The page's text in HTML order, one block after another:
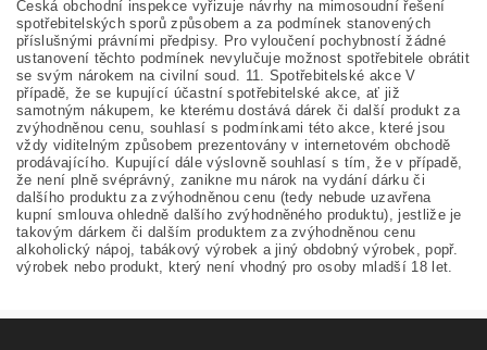
Česká obchodní inspekce vyřizuje návrhy na mimosoudní řešení
spotřebitelských sporů způsobem a za podmínek stanovených
příslušnými právními předpisy. Pro vyloučení pochybností žádné
ustanovení těchto podmínek nevylučuje možnost spotřebitele obrátit
se svým nárokem na civilní soud. 11. Spotřebitelské akce V
případě, že se kupující účastní spotřebitelské akce, ať již
samotným nákupem, ke kterému dostává dárek či další produkt za
zvýhodněnou cenu, souhlasí s podmínkami této akce, které jsou
vždy viditelným způsobem prezentovány v internetovém obchodě
prodávajícího. Kupující dále výslovně souhlasí s tím, že v případě,
že není plně svéprávný, zanikne mu nárok na vydání dárku či
dalšího produktu za zvýhodněnou cenu (tedy nebude uzavřena
kupní smlouva ohledně dalšího zvýhodněného produktu), jestliže je
takovým dárkem či dalším produktem za zvýhodněnou cenu
alkoholický nápoj, tabákový výrobek a jiný obdobný výrobek, popř.
výrobek nebo produkt, který není vhodný pro osoby mladší 18 let.